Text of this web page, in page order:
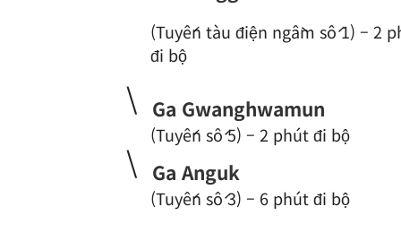
(Tuyến tàu điện ngầm số 1) – 2
đi bộ
\ Ga Gwanghwamun
(Tuyến số 5) – 2 phút đi bộ
\ Ga Anguk
(Tuyến số 3) – 6 phút đi bộ